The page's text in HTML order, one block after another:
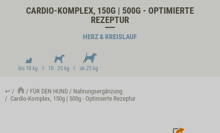
CARDIO-KOMPLEX, 150G | 500G - OPTIMIERTE
REZEPTUR
HERZ & KREISLAUF
↩ FÜR DEN HUND
Nahrungsergänzung
Cardio-Komplex, 150g | 500g - Optimierte Rezeptur